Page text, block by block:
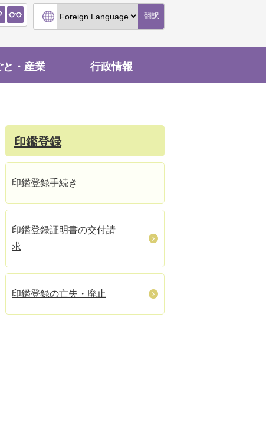
翻訳
と・産業 行政情報
印鑑登録
印鑑登録手続き
印鑑登録証明書の交付請
求
印鑑登録の亡失・廃止